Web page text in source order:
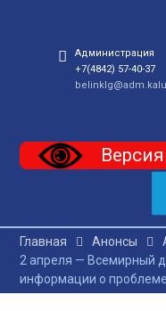
Администрация
+7(4842) 57-40-37
Главная Анонсы
2 апреля — Всемирный
информации о